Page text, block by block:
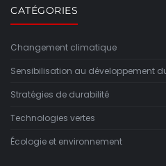
CATÉGORIES
Changement climatique
Sensibilisation au développement
Stratégies de durabilité
Technologies vertes
Écologie et environnement